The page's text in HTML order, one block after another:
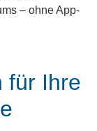
– ohne App-
für Ihre